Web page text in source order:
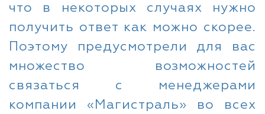
что в некоторых случаях нужно
получить ответ как можно скорее.
Поэтому предусмотрели для вас
множество возможностей
связаться с менеджерами
компании «Магистраль» во всех